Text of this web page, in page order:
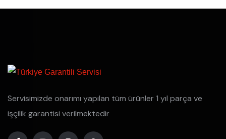
Servisimizde onarımı yapılan tüm ürünler 1 yıl parça ve
işçilik garantisi verilmektedir